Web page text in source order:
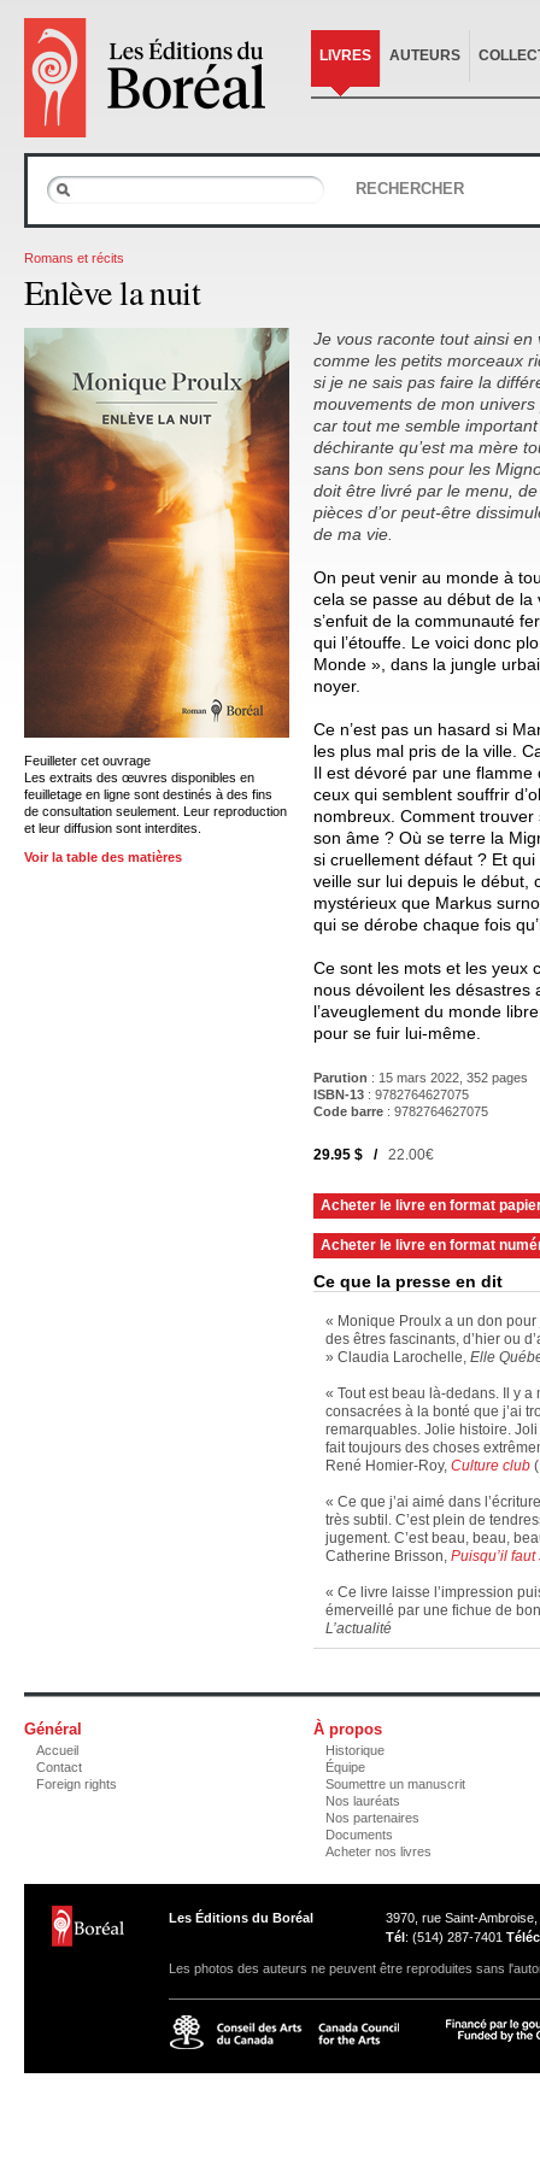
LIVRES AUTEURS
RECHERCHER
Romans et récits
Enlève la nuit
Feuilleter cet ouvrage
Les extraits des œuvres disponibles en
feuilletage en ligne sont destinés à des fins
de consultation seulement. Leur reproduction
et leur diffusion sont interdites.
Voir la table des matières
Je vous raconte tout ainsi en
comme les petits morceaux
si je ne sais pas faire la
mouvements de mon
car tout me semble
déchirante qu’est ma mère
sans bon sens pour les
doit être livré par le menu, de
pièces d’or peut-être
de ma vie.
On peut venir au monde à
cela se passe au début de la
s’enfuit de la communauté
qui l’étouffe. Le voici donc
Monde », dans la jungle
noyer.
Ce n’est pas un hasard si
les plus mal pris de la ville.
Il est dévoré par une
ceux qui semblent souffrir
nombreux. Comment
son âme ? Où se terre la
si cruellement défaut ? Et
veille sur lui depuis le début,
mystérieux que Markus
qui se dérobe chaque fois
Ce sont les mots et les yeux
nous dévoilent les désastres
l’aveuglement du monde
pour se fuir lui-même.
Parution : 15 mars 2022, 352 pages
ISBN-13 : 9782764627075
Code barre : 9782764627075
29.95 $ /22.00€
Acheter le livre en format
Acheter le livre en format
Ce que la presse en dit
« Monique Proulx a un don
des êtres fascinants, d’hier ou
» Claudia Larochelle, Elle
« Tout est beau là-dedans. Il y a
consacrées à la bonté que j’ai
remarquables. Jolie histoire.
fait toujours des choses
René Homier-Roy, Culture club
« Ce que j’ai aimé dans
très subtil. C’est plein de
jugement. C’est beau, beau,
Catherine Brisson, Puisqu’il
« Ce livre laisse l’impression
émerveillé par une fichue de
L’actualité
Général
Accueil
Contact
Foreign rights
À propos
Historique
Équipe
Soumettre un manuscrit
Nos lauréats
Nos partenaires
Documents
Acheter nos livres
Les Éditions du Boréal
3970, rue Saint-
Tél : (514) 287-7401 Téléc
Les photos des auteurs ne peuvent être reproduites sans